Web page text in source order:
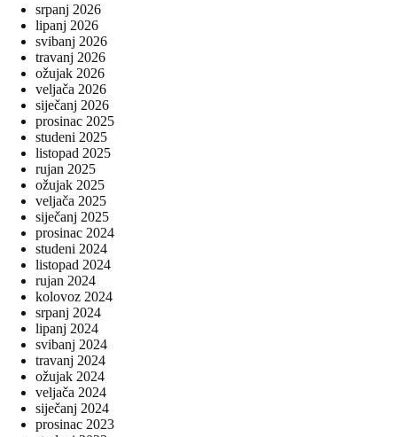
srpanj 2026
lipanj 2026
svibanj 2026
travanj 2026
ožujak 2026
veljača 2026
siječanj 2026
prosinac 2025
studeni 2025
listopad 2025
rujan 2025
ožujak 2025
veljača 2025
siječanj 2025
prosinac 2024
studeni 2024
listopad 2024
rujan 2024
kolovoz 2024
srpanj 2024
lipanj 2024
svibanj 2024
travanj 2024
ožujak 2024
veljača 2024
siječanj 2024
prosinac 2023